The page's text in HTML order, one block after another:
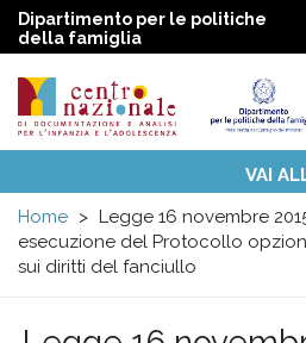
Dipartimento per le politiche
della famiglia
Centro
nazionale
di
menu
Temi
Attività
Convenzione ONUVAI
Home
Legge 16 novembre
esecuzione del Protocollo
sui diritti del fanciullo